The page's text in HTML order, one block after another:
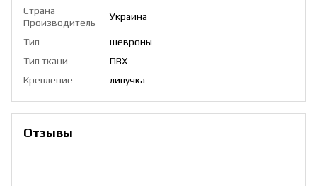
Страна
Производитель
Украина
Тип
шевроны
Тип ткани
ПВХ
Крепление
липучка
Отзывы